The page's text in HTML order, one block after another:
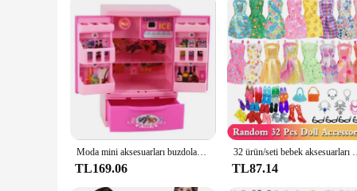
the Barbie Deluxe Blonde Doll is an investment that brings
Moda mini aksesuarları buzdolabı barbie bebek rüya ev mobilya mutfak dolabı seti 1/6 bjd bebek aksesuarları
TL169.06
32 ürün/seti bebek aksesuarları = 10
TL87.14